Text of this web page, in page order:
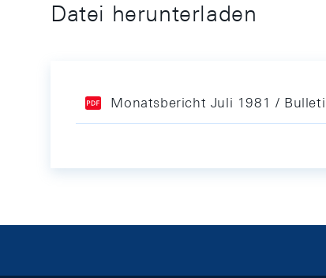
Datei herunterladen
Monatsbericht Juli 1981 /